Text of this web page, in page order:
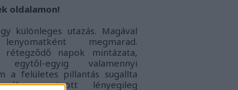
oldalamon!
különleges utazás. Magával
megmarad.
rétegződő napok mintázata,
egytől-egyig valamennyi
a felületes pillantás sugallta
álarc mögött lényegileg